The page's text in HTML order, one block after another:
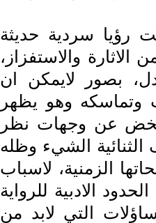
رؤيا سردية حديثة
والاستفزاز،
بصور لايمكن ان
وتماسكه وهو يظهر
عن وجهات نظر
الشيء وظله
الزمنية، لاسباب
الادبية للرواية
التي لابد من